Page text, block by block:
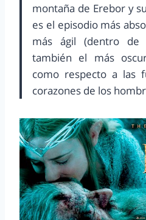
montaña de Erebor y
es el episodio más
más ágil (dentro
también el más
como respecto a las
corazones de los